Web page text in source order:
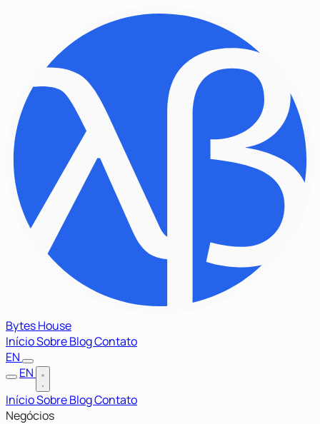
Bytes House
InícioSobreBlogContato
EN
EN
InícioSobreBlogContato
Negócios